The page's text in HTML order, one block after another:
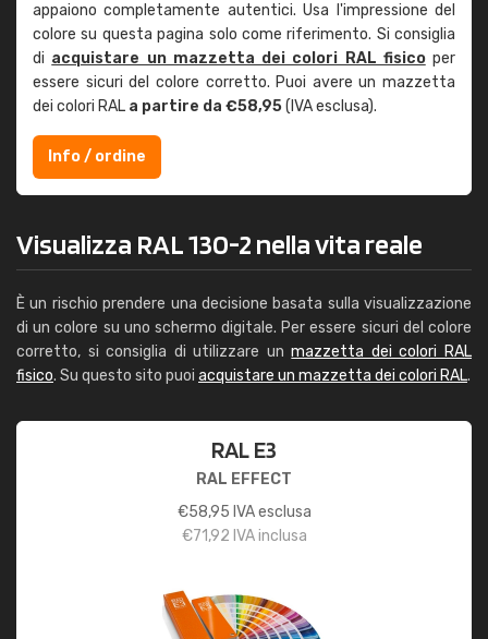
appaiono completamente autentici. Usa l'impressione del
colore su questa pagina solo come riferimento. Si consiglia
di acquistare un mazzetta dei colori RAL fisicoper
essere sicuri del colore corretto. Puoi avere un mazzetta
dei colori RAL a partire da €58,95(IVA esclusa).
Info / ordine
Visualizza RAL 130-2 nella vita reale
È un rischio prendere una decisione basata sulla visualizzazione
di un colore su uno schermo digitale. Per essere sicuri del colore
corretto, si consiglia di utilizzare unmazzetta dei colori RAL
fisico. Su questo sito puoi acquistare un mazzetta dei colori RAL.
RAL E3
RAL EFFECT
€58,95 IVA esclusa
€71,92 IVA inclusa